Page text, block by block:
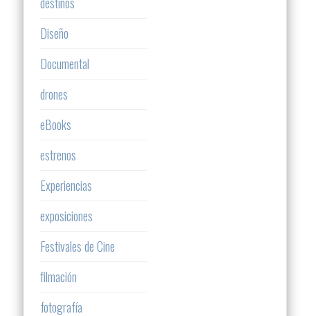
Diseño
Documental
drones
eBooks
estrenos
Experiencias
exposiciones
Festivales de Cine
filmación
fotografía